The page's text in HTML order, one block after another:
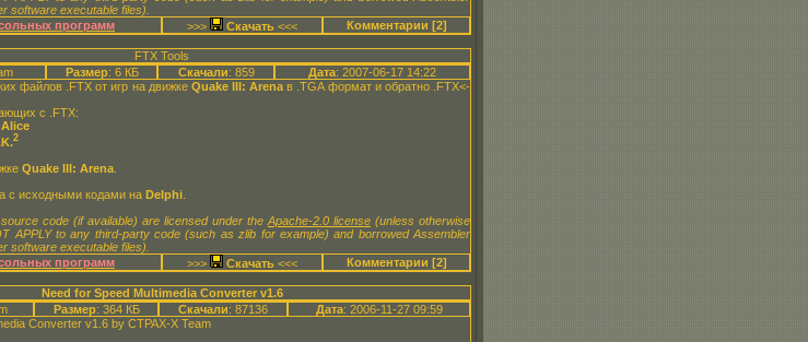
software executable files).
программ
>>> <<< Комментарии [2]
FTX Tools
Размер: 6 КБ Скачали: 859 Дата: 2007-06-17 14:22
файлов .FTX от игр на движке Quake III: Arena в .TGA формат и обратно .FTX<-
с .FTX:
2
Quake III: Arena.
с исходными кодами на Delphi.
code (if available) are licensed under the Apache-2.0 license(unless otherwise
APPLY to any third-party code (such as zlib for example) and borrowed Assembler
software executable files).
программ
>>> <<< Комментарии [2]
Need for Speed Multimedia Converter v1.6
Размер: 364 КБ Скачали: 87136 Дата: 2006-11-27 09:59
Converter v1.6 by CTPAX-X Team